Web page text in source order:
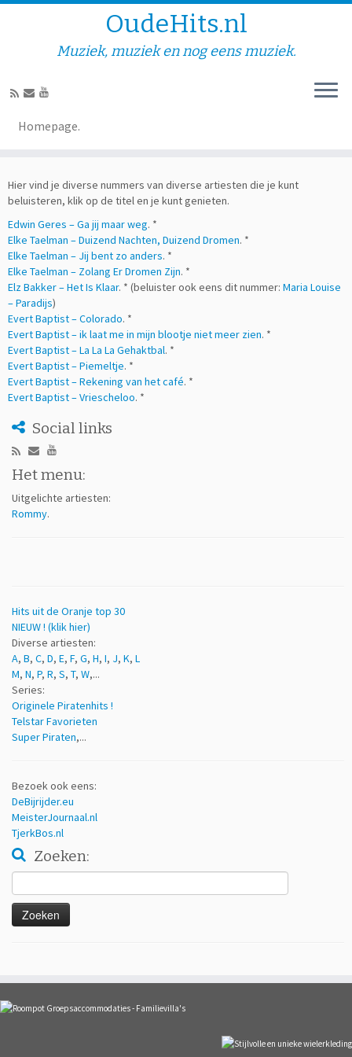
OudeHits.nl
Muziek, muziek en nog eens muziek.
Homepage.
Hier vind je diverse nummers van diverse artiesten die je kunt
beluisteren, klik op de titel en je kunt genieten.
Edwin Geres – Ga jij maar weg. *
Elke Taelman – Duizend Nachten, Duizend Dromen. *
Elke Taelman – Jij bent zo anders. *
Elke Taelman – Zolang Er Dromen Zijn. *
Elz Bakker – Het Is Klaar. * (beluister ook eens dit nummer: Maria Louise
– Paradijs)
Evert Baptist – Colorado. *
Evert Baptist – ik laat me in mijn blootje niet meer zien. *
Evert Baptist – La La La Gehaktbal. *
Evert Baptist – Piemeltje. *
Evert Baptist – Rekening van het café. *
Evert Baptist – Vriescheloo. *
Social links
Het menu:
Uitgelichte artiesten:
Rommy.
Hits uit de Oranje top 30
NIEUW ! (klik hier)
Diverse artiesten:
A, B, C, D, E, F, G, H, I, J, K, L
M, N, P, R, S, T, W,...
Series:
Originele Piratenhits !
Telstar Favorieten
Super Piraten,...
Bezoek ook eens:
DeBijrijder.eu
MeisterJournaal.nl
TjerkBos.nl
Zoeken:
Zoeken
naar: